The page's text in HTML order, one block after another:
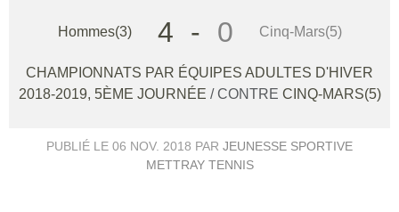
Hommes(3) 4 - 0 Cinq-Mars(5)
CHAMPIONNATS PAR ÉQUIPES ADULTES D'HIVER
2018-2019, 5ÈME JOURNÉE / CONTRE CINQ-MARS(5)
PUBLIÉ LE 06 NOV. 2018 PAR JEUNESSE SPORTIVE
METTRAY TENNIS